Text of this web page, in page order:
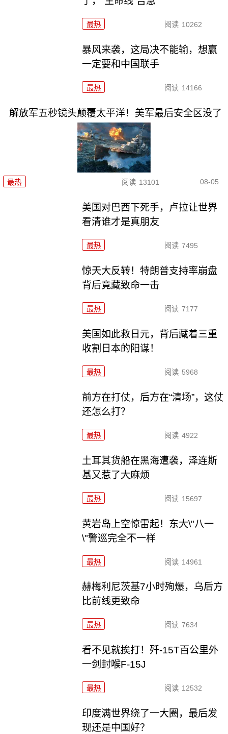
最热 阅读 10262
暴风来袭，这局决不能输，想赢
一定要和中国联手
最热 阅读 14166
解放军五秒镜头颠覆太平洋！美军最后安全区没了
最热 阅读 13101 08-05
美国对巴西下死手，卢拉让世界
看清谁才是真朋友
最热 阅读 7495
惊天大反转！特朗普支持率崩盘
背后竟藏致命一击
最热 阅读 7177
美国如此救日元，背后藏着三重
收割日本的阳谋！
最热 阅读 5968
前方在打仗，后方在“清场”，这仗
还怎么打？
最热 阅读 4922
土耳其货船在黑海遭袭，泽连斯
基又惹了大麻烦
最热 阅读 15697
黄岩岛上空惊雷起！东大\"八一
\"警巡完全不一样
最热 阅读 14961
赫梅利尼茨基7小时殉爆，乌后方
比前线更致命
最热 阅读 7634
看不见就挨打！歼-15T百公里外
一剑封喉F-15J
最热 阅读 12532
印度满世界绕了一大圈，最后发
现还是中国好？